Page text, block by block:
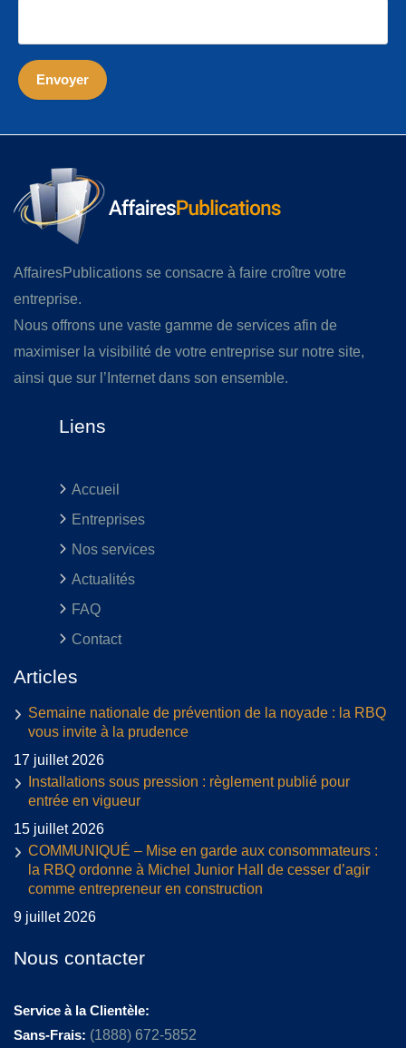
AffairesPublications se consacre à faire croître votre
entreprise.
Nous offrons une vaste gamme de services afin de
maximiser la visibilité de votre entreprise sur notre site,
ainsi que sur l’Internet dans son ensemble.
Liens
Accueil
Entreprises
Nos services
Actualités
FAQ
Contact
Articles
Semaine nationale de prévention de la noyade : la RBQ
vous invite à la prudence
17 juillet 2026
Installations sous pression : règlement publié pour
entrée en vigueur
15 juillet 2026
COMMUNIQUÉ – Mise en garde aux consommateurs :
la RBQ ordonne à Michel Junior Hall de cesser d’agir
comme entrepreneur en construction
9 juillet 2026
Nous contacter
Service à la Clientèle:
Sans-Frais: (1888) 672-5852